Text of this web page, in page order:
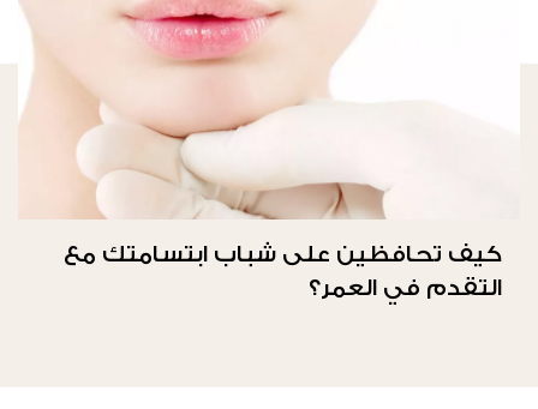
كيف تحافظين على شباب ابتسامتك مع
التقدم في العمر؟